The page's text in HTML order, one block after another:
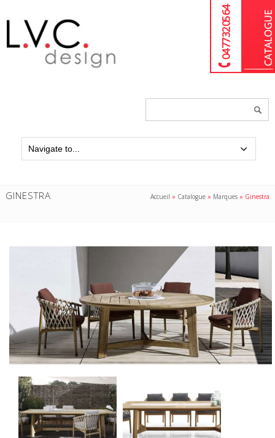
04 77 32 05 64
GINESTRA Accueil » Catalogue » Marques » Ginestra